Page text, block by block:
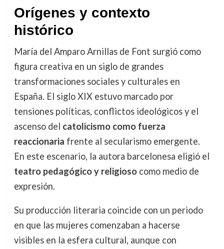
Orígenes y contexto
histórico
María del Amparo Arnillas de Font surgió como
figura creativa en un siglo de grandes
transformaciones sociales y culturales en
España. El siglo XIX estuvo marcado por
tensiones políticas, conflictos ideológicos y el
ascenso del catolicismo como fuerza
reaccionaria frente al secularismo emergente.
En este escenario, la autora barcelonesa eligió el
teatro pedagógico y religiosocomo medio de
expresión.
Su producción literaria coincide con un periodo
en que las mujeres comenzaban a hacerse
visibles en la esfera cultural, aunque con